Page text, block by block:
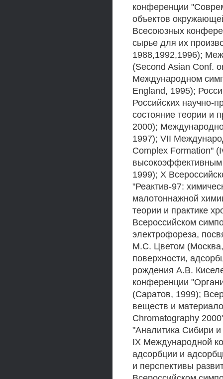
конференции
объектов
Всесоюзных
сырье для их
1988,1992,1996);
(Second Asian Conf.
Международном
England, 1995);
Российских научно-
состояние теории и
2000);
1997); VII
Complex Formation"
высокоэффективным
1999); X
"Реактив-97:
малотоннажной
теории и практике
Всероссийском
электрофореза,
М.С. Цветом
поверхности,
рождения А.В.
конференции
(Саратов, 1999);
веществ и
Chromatography
"Аналитика Сибири
IX Международной
адсорбции и
и перспективы